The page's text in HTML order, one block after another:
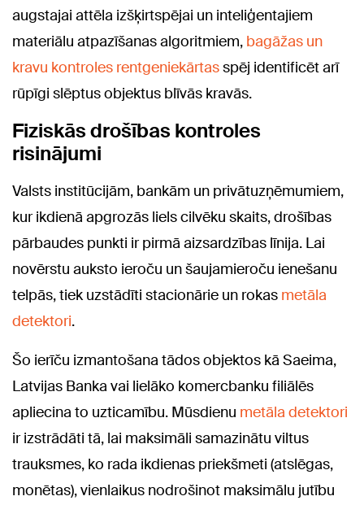
augstajai attēla izšķirtspējai un inteliģentajiem
materiālu atpazīšanas algoritmiem, bagāžas un
kravu kontroles rentgeniekārtasspēj identificēt arī
rūpīgi slēptus objektus blīvās kravās.
Fiziskās drošības kontroles
risinājumi
Valsts institūcijām, bankām un privātuzņēmumiem,
kur ikdienā apgrozās liels cilvēku skaits, drošības
pārbaudes punkti ir pirmā aizsardzības līnija. Lai
novērstu auksto ieroču un šaujamieroču ienešanu
telpās, tiek uzstādīti stacionārie un rokas metāla
detektori.
Šo ierīču izmantošana tādos objektos kā Saeima,
Latvijas Banka vai lielāko komercbanku filiālēs
apliecina to uzticamību. Mūsdienu metāla detektori
ir izstrādāti tā, lai maksimāli samazinātu viltus
trauksmes, ko rada ikdienas priekšmeti (atslēgas,
monētas), vienlaikus nodrošinot maksimālu jutību